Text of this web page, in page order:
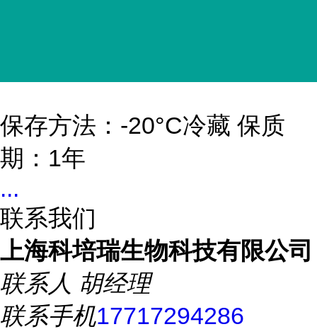
保存方法：-20°C冷藏 保质
期：1年
...
联系我们
上海科培瑞生物科技有限公司
联系人 胡经理
联系手机17717294286